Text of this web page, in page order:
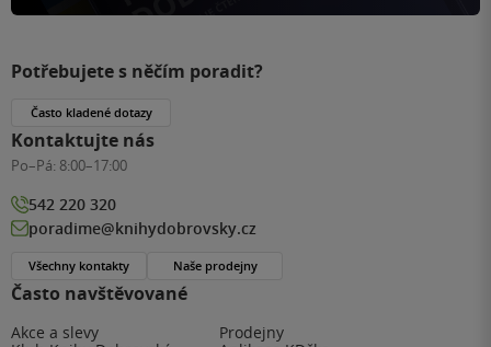
Často navštěvované
Akce a slevy
Prodejny
Potřebujete s něčím poradit?
Často kladené dotazy
Kontaktujte nás
Po–Pá: 8:00–17:00
542 220 320
poradime@knihydobrovsky.cz
Všechny kontakty Naše prodejny